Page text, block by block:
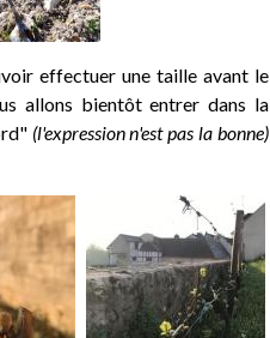
effectuer une taille avant le
allons bientôt entrer dans la
(l'expression n'est pas la bonne)